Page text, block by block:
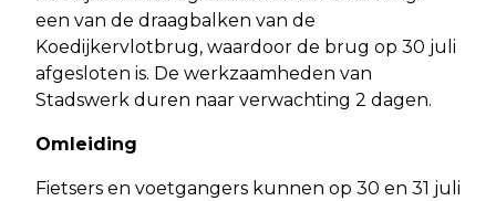
een van de draagbalken van de
Koedijkervlotbrug, waardoor de brug op 30 juli
afgesloten is. De werkzaamheden van
Stadswerk duren naar verwachting 2 dagen.
Omleiding
Fietsers en voetgangers kunnen op 30 en 31 juli